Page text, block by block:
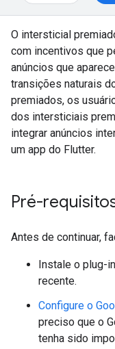
O intersticial
com incentivos que
anúncios que
transições naturais
premiados, os
dos intersticiais
integrar anúncios
um app do Flutter.
Pré-
Antes de continuar,
Instale o plug-
recente.
Configure o
preciso que o
tenha sido